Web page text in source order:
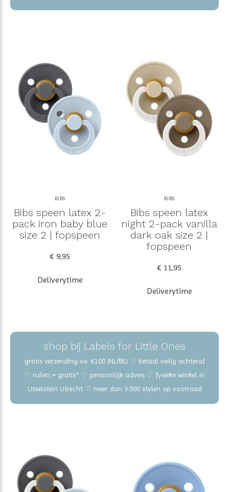
BIBS
Bibs speen latex 2-
pack iron baby blue
size 2 | fopspeen
€ 9,95
Deliverytime
BIBS
Bibs speen latex
night 2-pack vanilla
dark oak size 2 |
fopspeen
€ 11,95
Deliverytime
shop bij Labels for Little Ones
gratis verzending va. €100 (NL/BE) ♡ betaal veilig achteraf
♡ ruilen = gratis* ♡ persoonlijk advies ♡ fysieke winkel in
IJsselstein Utrecht ♡ meer dan 3.000 stylen op voorraad